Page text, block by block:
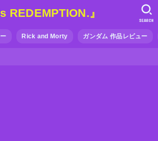
REDEMPTION.』
Rick and Morty ガンダム 作品レビュー
SEARCH